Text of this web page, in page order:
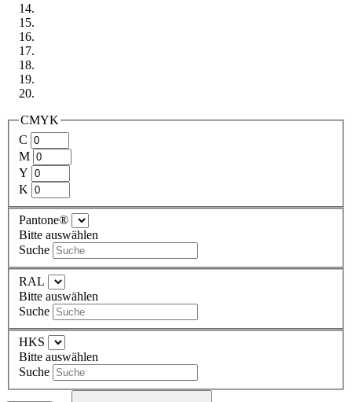
CMYK
C
M
Y
K
Pantone®
Bitte auswählen
Suche
RAL
Bitte auswählen
Suche
HKS
Bitte auswählen
Suche